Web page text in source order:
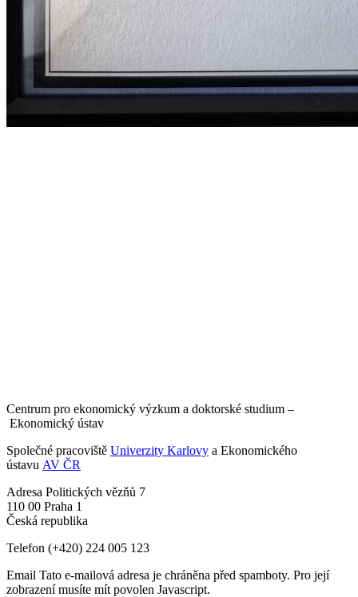
Centrum pro ekonomický výzkum a doktorské studium –
Ekonomický ústav
Společné pracoviště Univerzity Karlovy a Ekonomického
ústavu AV ČR
Adresa Politických vězňů 7
110 00 Praha 1
Česká republika
Telefon (+420) 224 005 123
Email Tato e-mailová adresa je chráněna před spamboty. Pro její
zobrazení musíte mít povolen Javascript.